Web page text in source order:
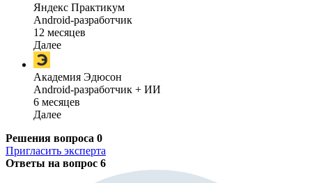
Яндекс Практикум
Android-разработчик
12 месяцев
Далее
Академия Эдюсон
Android-разработчик + ИИ
6 месяцев
Далее
Решения вопроса 0
Пригласить эксперта
Ответы на вопрос 6